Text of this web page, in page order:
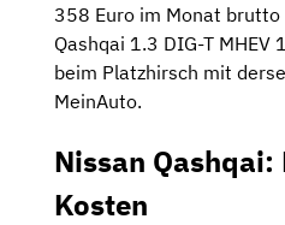
358 Euro im Monat
Qashqai 1.3 DIG-T MHEV
beim Platzhirsch mit
MeinAuto.
Nissan Qashqai:
Kosten